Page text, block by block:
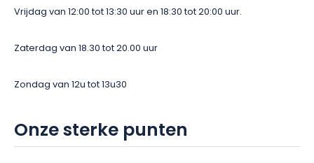
Vrijdag van 12:00 tot 13:30 uuren18:30 tot 20:00 uur.
Zaterdag van 18.30 tot 20.00 uur
Zondag van 12u tot 13u30
Onze sterke punten